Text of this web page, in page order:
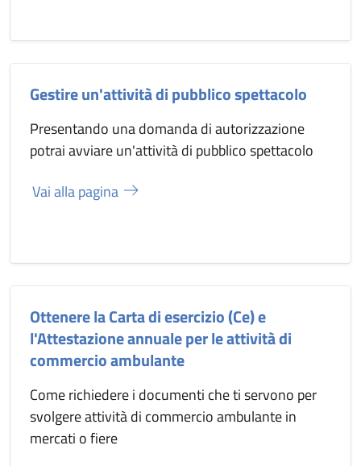
Gestire un'attività di pubblico spettacolo
Presentando una domanda di autorizzazione
potrai avviare un'attività di pubblico spettacolo
Vai alla pagina
Ottenere la Carta di esercizio (Ce) e
l'Attestazione annuale per le attività di
commercio ambulante
Come richiedere i documenti che ti servono per
svolgere attività di commercio ambulante in
mercati o fiere